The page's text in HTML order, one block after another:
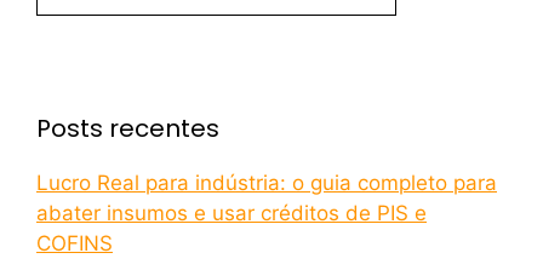
Posts recentes
Lucro Real para indústria: o guia completo para
abater insumos e usar créditos de PIS e
COFINS